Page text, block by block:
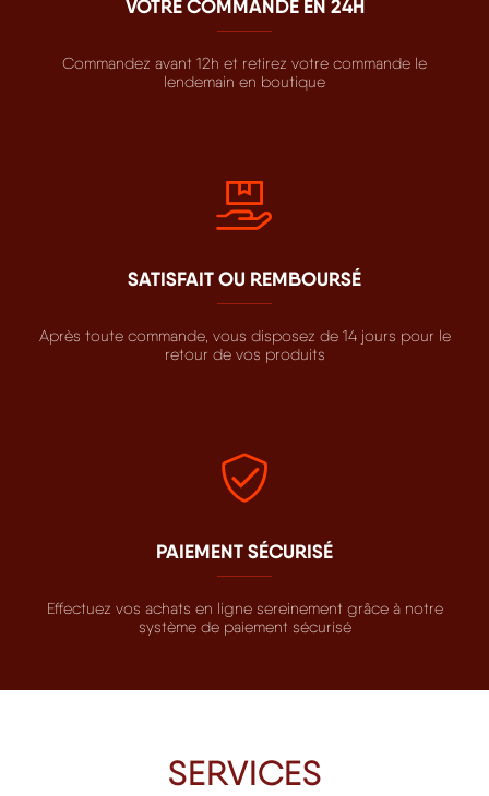
VOTRE COMMANDE EN 24H
Commandez avant 12h et retirez votre commande le
lendemain en boutique
SATISFAIT OU REMBOURSÉ
Après toute commande, vous disposez de 14 jours pour le
retour de vos produits
PAIEMENT SÉCURISÉ
Effectuez vos achats en ligne sereinement grâce à notre
système de paiement sécurisé
SERVICES